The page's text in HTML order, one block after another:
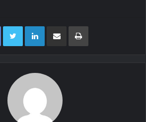
FacebookTwitterLinkedInCompartir por correo electrónicoImprimir